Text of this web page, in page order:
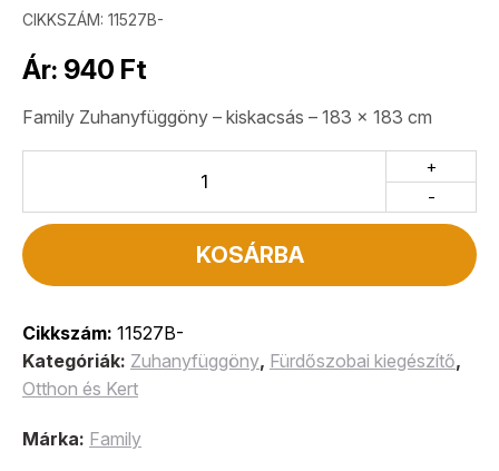
CIKKSZÁM: 11527B-
Ár: 940 Ft
Family Zuhanyfüggöny – kiskacsás – 183 x 183 cm
-
+
KOSÁRBA
Cikkszám: 11527B-
Kategóriák: Zuhanyfüggöny, Fürdőszobai kiegészítő,
Otthon és Kert
Márka: Family